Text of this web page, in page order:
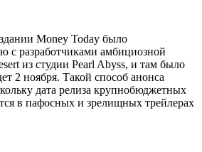
Money Today было
с разработчиками амбициозной
из студии Pearl Abyss, и там было
2 ноября. Такой способ анонса
дата релиза крупнобюджетных
в пафосных и зрелищных трейлерах